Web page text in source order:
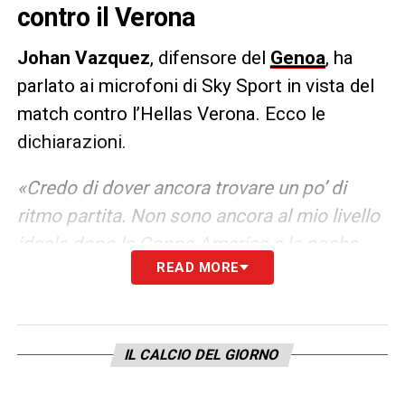
contro il Verona
Johan Vazquez, difensore del Genoa, ha
parlato ai microfoni di Sky Sport in vista del
match contro l’Hellas Verona. Ecco le
dichiarazioni.
«Credo di dover ancora trovare un po’ di
ritmo partita. Non sono ancora al mio livello
ideale dopo la Coppa America e le poche
vacanze a disposizione, ma sento la fiducia
ritrovare la forma migliore».
READ MORE
IL CALCIO DEL GIORNO